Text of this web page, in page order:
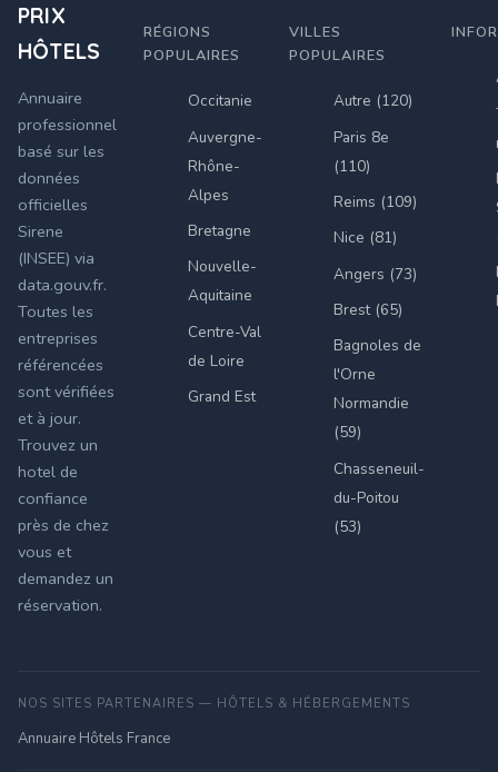
PRIX
HÔTELS
Annuaire
professionnel
basé sur les
données
officielles
Sirene
(INSEE) via
data.gouv.fr.
Toutes les
entreprises
référencées
sont vérifiées
et à jour.
Trouvez un
hotel de
confiance
près de chez
vous et
demandez un
réservation.
RÉGIONS
POPULAIRES
Occitanie
Auvergne-
Rhône-
Alpes
Bretagne
Nouvelle-
Aquitaine
Centre-Val
de Loire
Grand Est
VILLES
POPULAIRES
Autre (120)
Paris 8e
(110)
Reims (109)
Nice (81)
Angers (73)
Brest (65)
Bagnoles de
l'Orne
Normandie
(59)
Chasseneuil-
du-Poitou
(53)
NOS SITES PARTENAIRES — HÔTELS & HÉBERGEMENTS
Annuaire Hôtels France